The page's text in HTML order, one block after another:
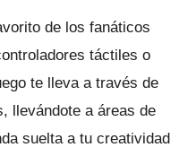
de los fanáticos
táctiles o
te lleva a través de
llevándote a áreas de
suelta a tu creatividad